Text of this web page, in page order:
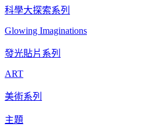
科學大探索系列
Glowing Imaginations
發光貼片系列
ART
美術系列
主題